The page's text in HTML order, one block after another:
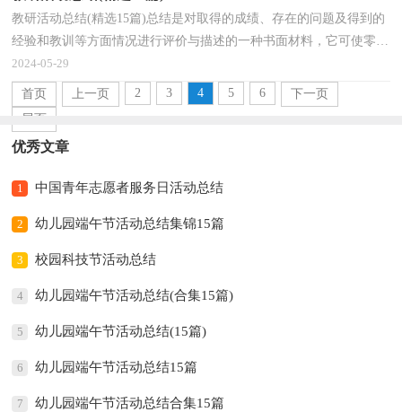
教研活动总结(精选15篇)总结是对取得的成绩、存在的问题及得到的
经验和教训等方面情况进行评价与描述的一种书面材料，它可使零星
的、肤浅的、表面的感性认知上升到全面的、系...
2024-05-29
首页 上一页 2 3 4 5 6
下一页
尾页
优秀文章
1 中国青年志愿者服务日活动总结
2 幼儿园端午节活动总结集锦15篇
3 校园科技节活动总结
4 幼儿园端午节活动总结(合集15篇)
5 幼儿园端午节活动总结(15篇)
6 幼儿园端午节活动总结15篇
7 幼儿园端午节活动总结合集15篇